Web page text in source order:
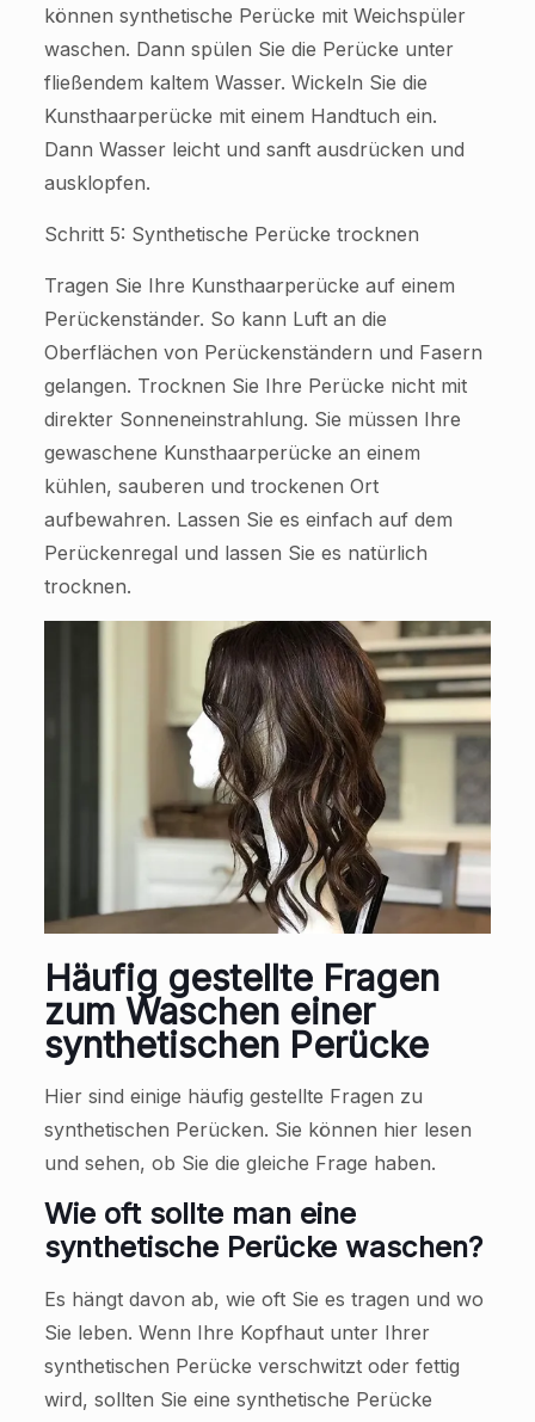
können synthetische Perücke mit Weichspüler
waschen. Dann spülen Sie die Perücke unter
fließendem kaltem Wasser. Wickeln Sie die
Kunsthaarperücke mit einem Handtuch ein.
Dann Wasser leicht und sanft ausdrücken und
ausklopfen.
Schritt 5: Synthetische Perücke trocknen
Tragen Sie Ihre Kunsthaarperücke auf einem
Perückenständer. So kann Luft an die
Oberflächen von Perückenständern und Fasern
gelangen. Trocknen Sie Ihre Perücke nicht mit
direkter Sonneneinstrahlung. Sie müssen Ihre
gewaschene Kunsthaarperücke an einem
kühlen, sauberen und trockenen Ort
aufbewahren. Lassen Sie es einfach auf dem
Perückenregal und lassen Sie es natürlich
trocknen.
Häufig gestellte Fragen
zum Waschen einer
synthetischen Perücke
Hier sind einige häufig gestellte Fragen zu
synthetischen Perücken. Sie können hier lesen
und sehen, ob Sie die gleiche Frage haben.
Wie oft sollte man eine
synthetische Perücke waschen?
Es hängt davon ab, wie oft Sie es tragen und wo
Sie leben. Wenn Ihre Kopfhaut unter Ihrer
synthetischen Perücke verschwitzt oder fettig
wird, sollten Sie eine synthetische Perücke